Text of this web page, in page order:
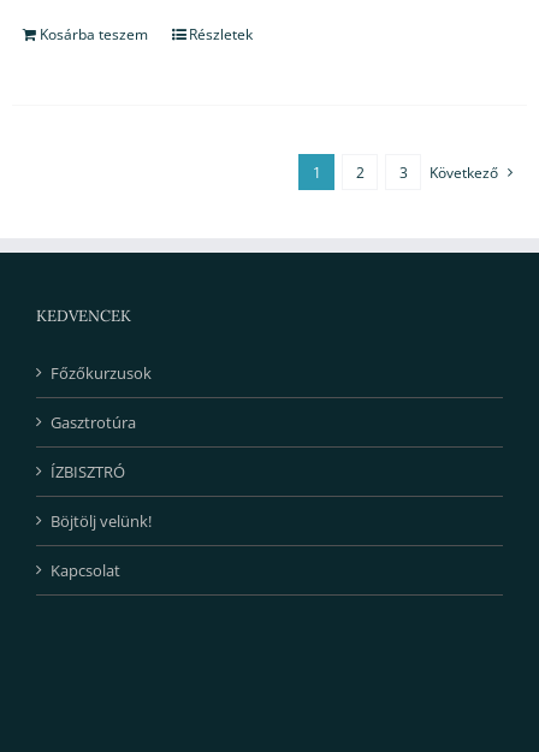
Kosárba teszem Részletek
1 2 3 Következő
KEDVENCEK
Főzőkurzusok
Gasztrotúra
ÍZBISZTRÓ
Böjtölj velünk!
Kapcsolat